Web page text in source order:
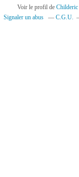
Voir le profil de Childeric
Signaler un abus
C.G.U.